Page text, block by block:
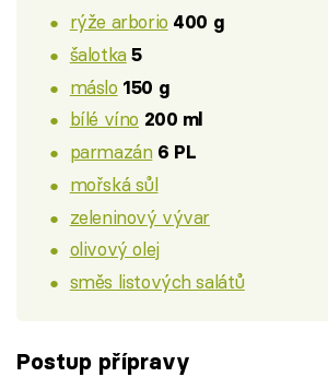
rýže arborio 400 g
šalotka 5
máslo 150 g
bílé víno 200 ml
parmazán 6 PL
mořská sůl
zeleninový vývar
olivový olej
směs listových salátů
Postup přípravy